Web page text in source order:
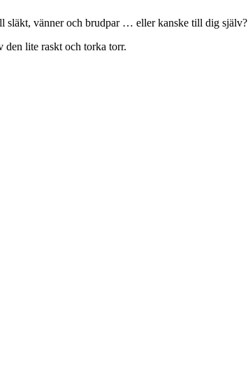
släkt, vänner och brudpar … eller kanske till dig själv?
den lite raskt och torka torr.